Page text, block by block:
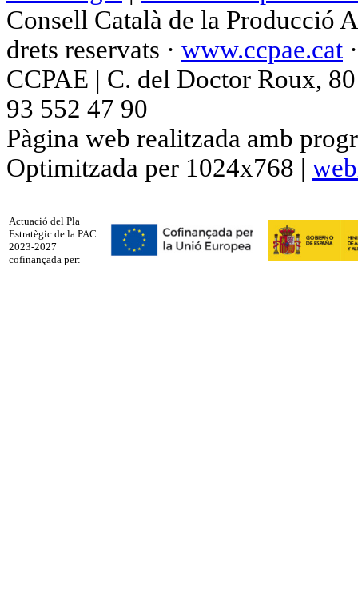
Consell Català de la Producció
drets reservats · www.ccpae.cat
CCPAE | C. del Doctor Roux,
93 552 47 90
Pàgina web realitzada amb
Optimitzada per 1024x768 |
Actuació del Pla
Estratègic de la PAC
2023-2027
cofinançada per: